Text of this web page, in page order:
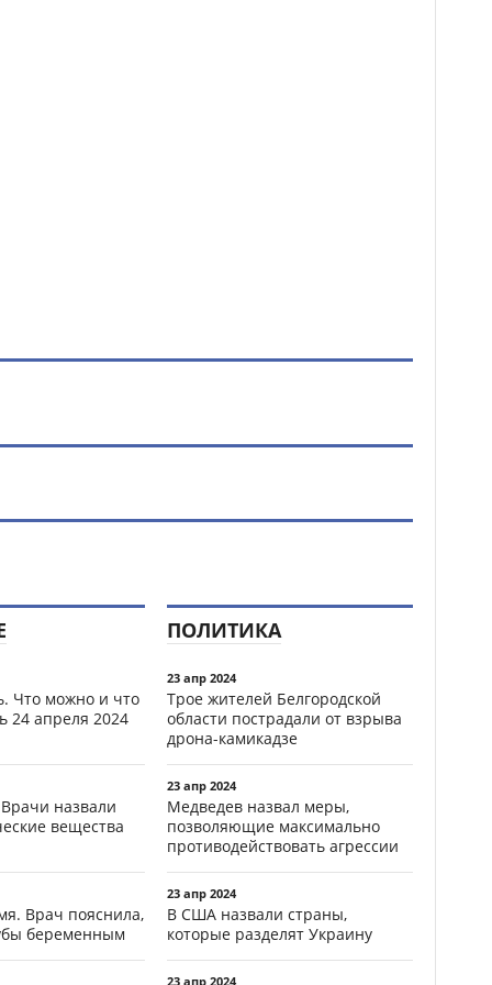
Что можно и что
24 апреля 2024
назвали
вещества
Врач пояснила,
беременным
ПОЛИТИКА
23 апр 2024
Трое жителей Белгородской
области пострадали от взрыва
дрона-камикадзе
23 апр 2024
Медведев назвал меры,
позволяющие максимально
противодействовать агрессии
23 апр 2024
В США назвали страны,
которые разделят Украину
23 апр 2024